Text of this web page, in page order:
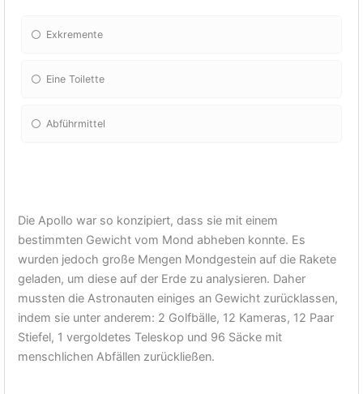
Exkremente
Eine Toilette
Abführmittel
Die Apollo war so konzipiert, dass sie mit einem
bestimmten Gewicht vom Mond abheben konnte. Es
wurden jedoch große Mengen Mondgestein auf die Rakete
geladen, um diese auf der Erde zu analysieren. Daher
mussten die Astronauten einiges an Gewicht zurücklassen,
indem sie unter anderem: 2 Golfbälle, 12 Kameras, 12 Paar
Stiefel, 1 vergoldetes Teleskop und 96 Säcke mit
menschlichen Abfällen zurückließen.